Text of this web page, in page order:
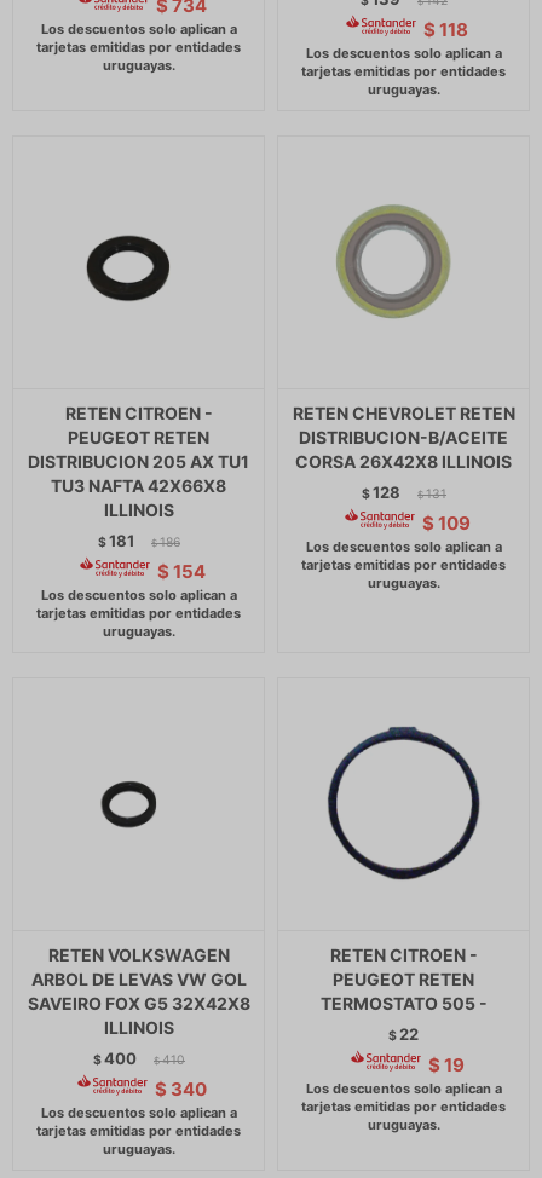
$ 734
$ 118
RETEN CITROEN -
PEUGEOT RETEN
DISTRIBUCION 205 AX TU1
TU3 NAFTA 42X66X8
ILLINOIS
$181 $ 186
$ 154
RETEN CHEVROLET RETEN
DISTRIBUCION-B/ACEITE
CORSA 26X42X8 ILLINOIS
$128 $ 131
$ 109
RETEN VOLKSWAGEN
ARBOL DE LEVAS VW GOL
SAVEIRO FOX G5 32X42X8
ILLINOIS
$400 $ 410
$ 340
RETEN CITROEN -
PEUGEOT RETEN
TERMOSTATO 505 -
$ 22
$ 19